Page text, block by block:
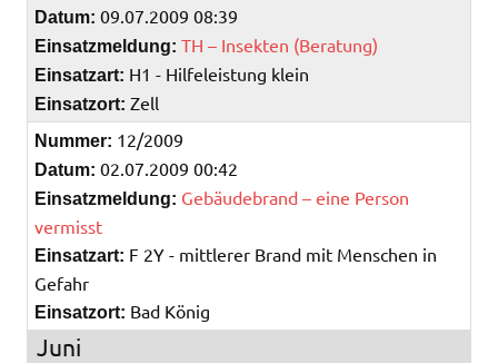
Datum: 09.07.2009 08:39
Einsatzmeldung: TH – Insekten (Beratung)
Einsatzart: H1 - Hilfeleistung klein
Einsatzort: Zell
Nummer: 12/2009
Datum: 02.07.2009 00:42
Einsatzmeldung: Gebäudebrand – eine Person
vermisst
Einsatzart: F 2Y - mittlerer Brand mit Menschen in
Gefahr
Einsatzort: Bad König
Juni